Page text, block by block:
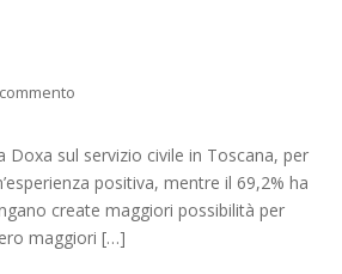
Doxa sul servizio civile in Toscana, per
positiva, mentre il 69,2% ha
create maggiori possibilità per
maggiori […]